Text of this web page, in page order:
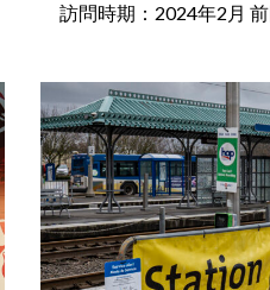
訪問時期：2024年2月